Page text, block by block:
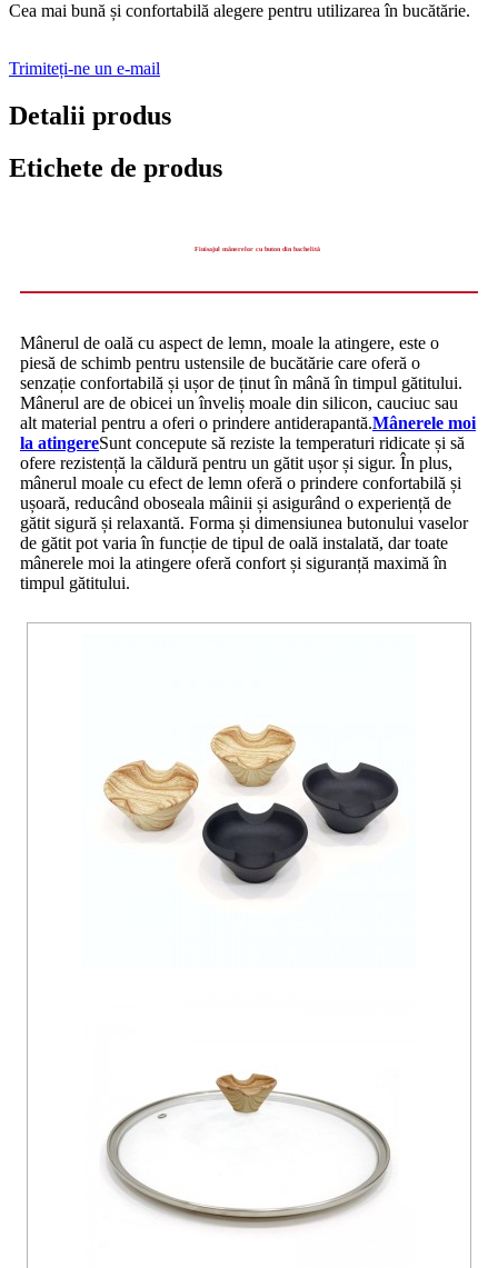
Cea mai bună și confortabilă alegere pentru utilizarea în bucătărie.
Trimiteți-ne un e-mail
Detalii produs
Etichete de produs
Finisajul mânerelor cu buton din bachelită
Mânerul de oală cu aspect de lemn, moale la atingere, este o
piesă de schimb pentru ustensile de bucătărie care oferă o
senzație confortabilă și ușor de ținut în mână în timpul gătitului.
Mânerul are de obicei un înveliș moale din silicon, cauciuc sau
alt material pentru a oferi o prindere antiderapantă.Mânerele moi
la atingereSunt concepute să reziste la temperaturi ridicate și să
ofere rezistență la căldură pentru un gătit ușor și sigur. În plus,
mânerul moale cu efect de lemn oferă o prindere confortabilă și
ușoară, reducând oboseala mâinii și asigurând o experiență de
gătit sigură și relaxantă. Forma și dimensiunea butonului vaselor
de gătit pot varia în funcție de tipul de oală instalată, dar toate
mânerele moi la atingere oferă confort și siguranță maximă în
timpul gătitului.